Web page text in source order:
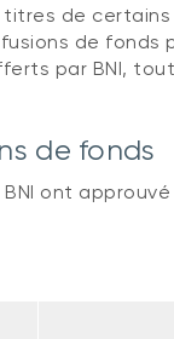
de
de
par BNI,
de fonds
ont